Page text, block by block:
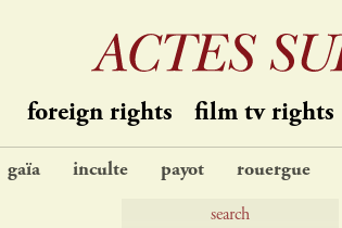
foreign rights film tv rights
gaïa inculte payot rouergue